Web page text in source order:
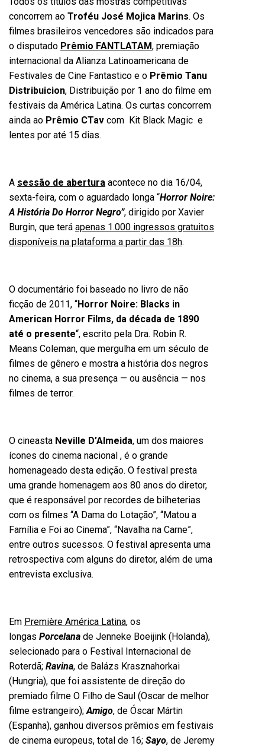
concorrem ao Troféu José Mojica Marins. Os
filmes brasileiros vencedores são indicados para
o disputado Prêmio FANTLATAM, premiação
internacional da Alianza Latinoamericana de
Festivales de Cine Fantastico e o Prêmio Tanu
Distribuicion, Distribuição por 1 ano do filme em
festivais da América Latina. Os curtas concorrem
ainda ao Prêmio CTav com Kit Black Magic e
lentes por até 15 dias.
A sessão de abertura acontece no dia 16/04,
sexta-feira, com o aguardado longa “Horror Noire:
A História Do Horror Negro”, dirigido por Xavier
Burgin, que terá apenas 1.000 ingressos gratuitos
disponíveis na plataforma a partir das 18h.
O documentário foi baseado no livro de não
ficção de 2011, “Horror Noire: Blacks in
American Horror Films, da década de 1890
até o presente“, escrito pela Dra. Robin R.
Means Coleman, que mergulha em um século de
filmes de gênero e mostra a história dos negros
no cinema, a sua presença — ou ausência — nos
filmes de terror.
O cineasta Neville D’Almeida, um dos maiores
ícones do cinema nacional , é o grande
homenageado desta edição. O festival presta
uma grande homenagem aos 80 anos do diretor,
que é responsável por recordes de bilheterias
com os filmes “A Dama do Lotação”, “Matou a
Família e Foi ao Cinema”, “Navalha na Carne”,
entre outros sucessos. O festival apresenta uma
retrospectiva com alguns do diretor, além de uma
entrevista exclusiva.
Em Première América Latina, os
longas Porcelana de Jenneke Boeijink (Holanda),
selecionado para o Festival Internacional de
Roterdã; Ravina, de Balázs Krasznahorkai
(Hungria), que foi assistente de direção do
premiado filme O Filho de Saul (Oscar de melhor
filme estrangeiro);Amigo, de Óscar Mártin
(Espanha), ganhou diversos prêmios em festivais
de cinema europeus, total de 16; Sayo, de Jeremy